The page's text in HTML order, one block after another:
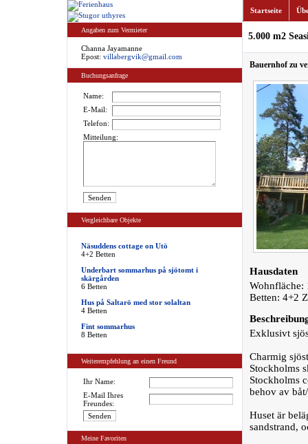
Angaben zum Vermieter
Channa Jayamanne
Epost: villabergvik@gmail.com
Buchungsanfrage
Name:
E-Mail:
Telefon:
Mitteilung:
Vergleichbare Objekte
Näsuddens cottage on Utö
4+2 Betten
Underbart sommarhus på sjötomt i
skärgården
6 Betten
Hus på Saltarö med stor solaltan
4 Betten
Fint sommarhus
8 Betten
Weiterempfehlung an einen Freund
Ihr Name:
E-Mail Ihres
Freundes:
Meine Favoriten
Startseite
5.000 m2
Bauernhof zu
Hausdaten
Wohnfläche:
Betten: 4+2
Exklusivt
Charmig
Stockholms
Stockholms
behov av
Huset är
sandstrand,